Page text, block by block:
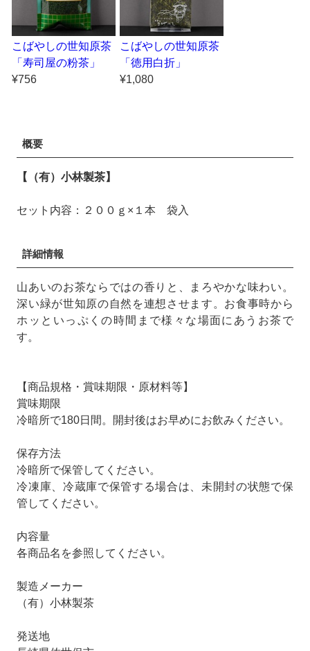
こばやしの世知原茶
「寿司屋の粉茶」
¥756
こばやしの世知原茶
「徳用白折」
¥1,080
概要
【（有）小林製茶】
セット内容：２００ｇ×１本 袋入
詳細情報
山あいのお茶ならではの香りと、まろやかな味わい。
深い緑が世知原の自然を連想させます。お食事時から
ホッといっぷくの時間まで様々な場面にあうお茶で
す。
【商品規格・賞味期限・原材料等】
賞味期限
冷暗所で180日間。開封後はお早めにお飲みください。
保存方法
冷暗所で保管してください。
冷凍庫、冷蔵庫で保管する場合は、未開封の状態で保
管してください。
内容量
各商品名を参照してください。
製造メーカー
（有）小林製茶
発送地